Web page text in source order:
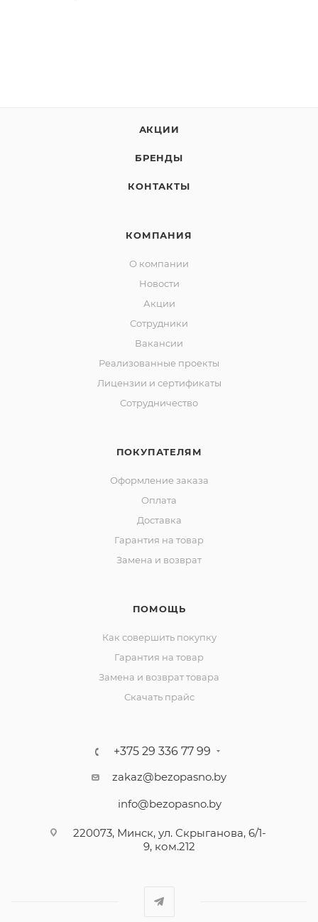
АКЦИИ
БРЕНДЫ
КОНТАКТЫ
КОМПАНИЯ
О компании
Новости
Акции
Сотрудники
Вакансии
Реализованные проекты
Лицензии и сертификаты
Сотрудничество
ПОКУПАТЕЛЯМ
Оформление заказа
Оплата
Доставка
Гарантия на товар
Замена и возврат
ПОМОЩЬ
Как совершить покупку
Гарантия на товар
Замена и возврат товара
Скачать прайс
+375 29 336 77 99
zakaz@bezopasno.by
info@bezopasno.by
220073, Минск, ул. Скрыганова, 6/1-
9, ком.212